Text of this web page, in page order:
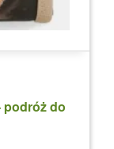
podróż do